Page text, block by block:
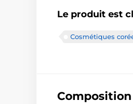
Le produit est
Cosmétiques
Composition